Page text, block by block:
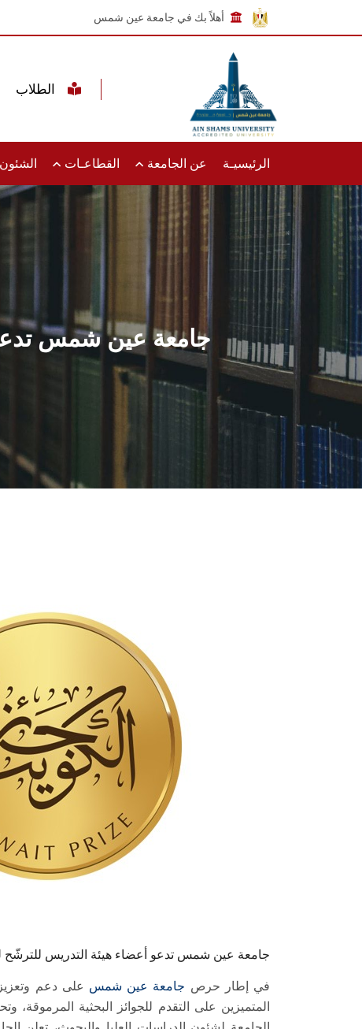
أهلاً بك في جامعة عين شمس
الرئيسيـة عن الجامعة القطاعـات الشئون
جامعة عين شمس تدعو
جامعة عين شمس تدعو أعضاء هيئة التدريس للترشّح
في إطار حرص جامعة عين شمس على دعم
المتميزين على التقدم للجوائز البحثية المرموقة،